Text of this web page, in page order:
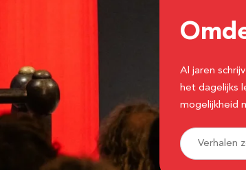
Al jaren
het dagelijks
mogelijkheid